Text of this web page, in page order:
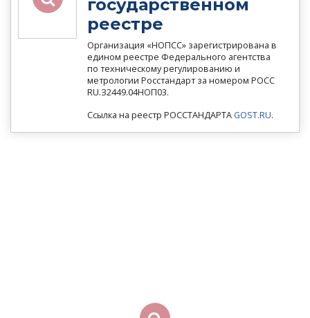
государственном
реестре
Организация «НОПСС» зарегистрирована в
едином реестре Федерального агентства
по техническому регулированию и
метрологии Росстандарт за номером РОСС
RU.З2449.04НОП03.
Ссылка на реестр РОССТАНДАРТА GOST.RU.